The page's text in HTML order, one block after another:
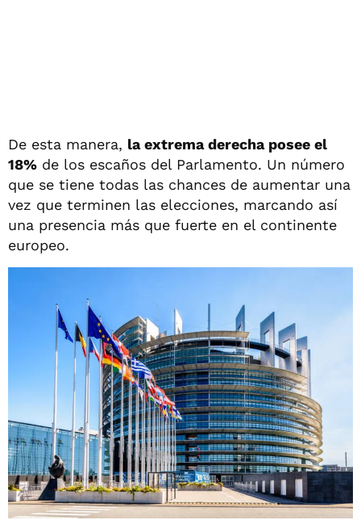
De esta manera, la extrema derecha posee el
18% de los escaños del Parlamento. Un número
que se tiene todas las chances de aumentar una
vez que terminen las elecciones, marcando así
una presencia más que fuerte en el continente
europeo.